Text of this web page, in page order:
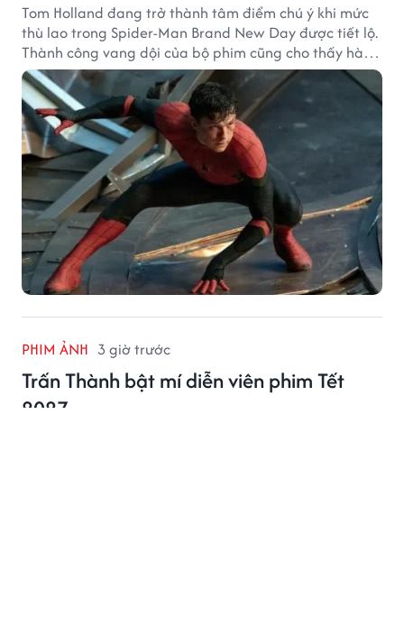
Tom Holland đang trở thành tâm điểm chú ý khi mức
thù lao trong Spider-Man Brand New Day được tiết lộ.
Thành công vang dội của bộ phim cũng cho thấy hành
trình thăng hạng đáng chú ý của nam diễn viên sau
một thập kỷ gắn bó với vai Người Nhện.
PHIM ẢNH 3 giờ trước
Trấn Thành bật mí diễn viên phim Tết
2027